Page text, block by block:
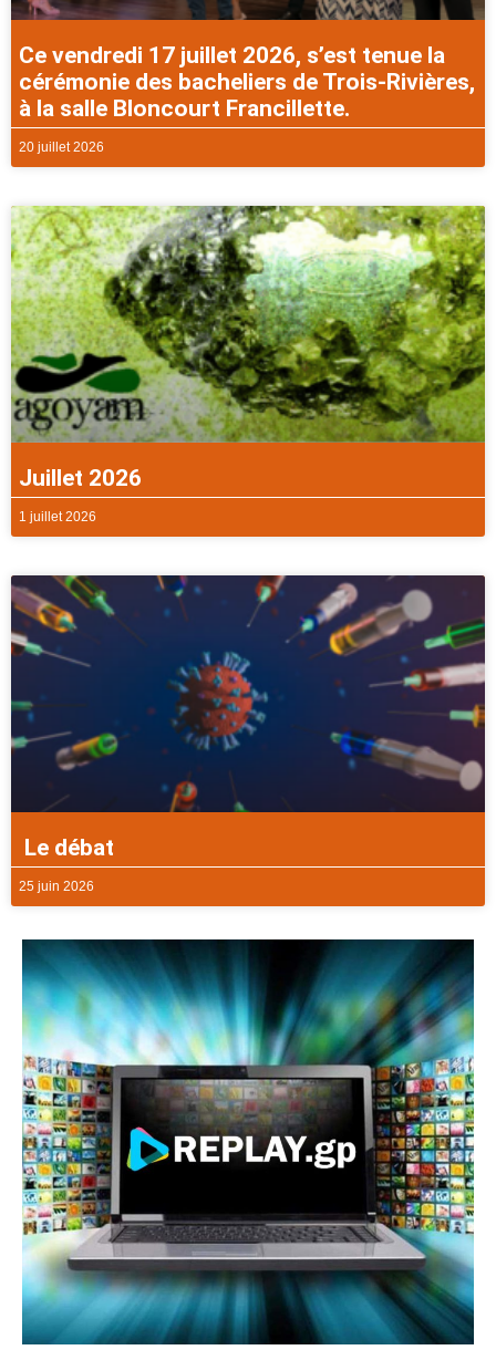
Ce vendredi 17 juillet 2026, s’est tenue la
cérémonie des bacheliers de Trois-Rivières,
à la salle Bloncourt Francillette.
20 juillet 2026
Juillet 2026
1 juillet 2026
Le débat
25 juin 2026